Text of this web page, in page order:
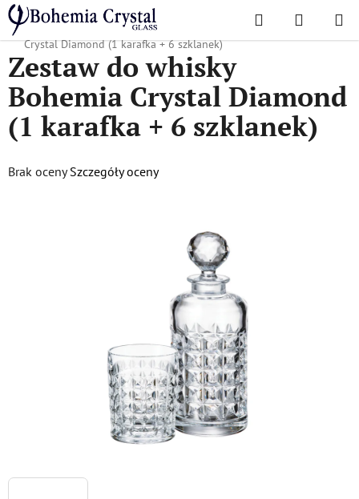
Przejść
do
treści
Szukaj KOSZYK
Home
/ Popularne kolekcje / Diament
Zestaw do whisky Bohemia
Crystal Diamond (1 karafka + 6 szklanek)
Zestaw do whisky
Bohemia Crystal Diamond
(1 karafka + 6 szklanek)
Średnia
Brak oceny Szczegóły oceny